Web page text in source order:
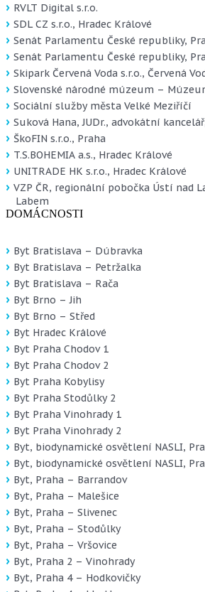
RVLT Digital s.r.o.
SDL CZ s.r.o., Hradec Králové
Senát Parlamentu České republiky,
Senát Parlamentu České republiky,
Skipark Červená Voda s.r.o., Červená
Slovenské národné múzeum –
Sociální služby města Velké Meziříčí
Suková Hana, JUDr., advokátní
ŠkoFIN s.r.o., Praha
T.S.BOHEMIA a.s., Hradec Králové
UNITRADE HK s.r.o., Hradec Králové
VZP ČR, regionální pobočka Ústí nad
Labem
DOMÁCNOSTI
Byt Bratislava – Dúbravka
Byt Bratislava – Petržalka
Byt Bratislava – Rača
Byt Brno – Jih
Byt Brno – Střed
Byt Hradec Králové
Byt Praha Chodov 1
Byt Praha Chodov 2
Byt Praha Kobylisy
Byt Praha Stodůlky 2
Byt Praha Vinohrady 1
Byt Praha Vinohrady 2
Byt, biodynamické osvětlení NASLI,
Byt, biodynamické osvětlení NASLI,
Byt, Praha – Barrandov
Byt, Praha – Malešice
Byt, Praha – Slivenec
Byt, Praha – Stodůlky
Byt, Praha – Vršovice
Byt, Praha 2 – Vinohrady
Byt, Praha 4 – Hodkovičky